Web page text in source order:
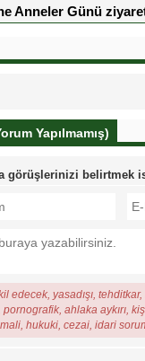
Anneler Günü
Yapılmamış)
görüşlerinizi belirtmek
edecek, yasadışı,
ahlaka aykırı,
hukuki, cezai, idari